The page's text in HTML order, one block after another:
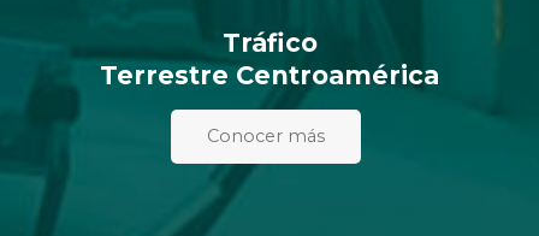
Tráfico
Terrestre Centroamérica
Conocer más